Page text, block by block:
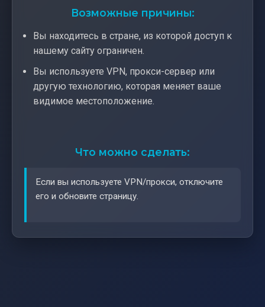
Возможные причины:
Вы находитесь в стране, из которой доступ к
нашему сайту ограничен.
Вы используете VPN, прокси-сервер или
другую технологию, которая меняет ваше
видимое местоположение.
Что можно сделать:
Если вы используете VPN/прокси, отключите
его и обновите страницу.